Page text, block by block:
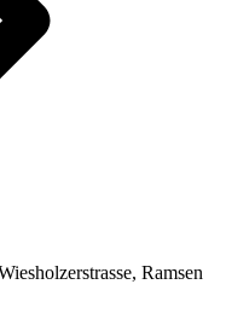
Ramsen